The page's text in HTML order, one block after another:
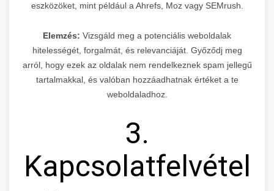
eszközöket, mint például a Ahrefs, Moz vagy SEMrush.
Elemzés: Vizsgáld meg a potenciális weboldalak
hitelességét, forgalmát, és relevanciáját. Győződj meg
arról, hogy ezek az oldalak nem rendelkeznek spam jellegű
tartalmakkal, és valóban hozzáadhatnak értéket a te
weboldaladhoz.
3.
Kapcsolatfelvétel